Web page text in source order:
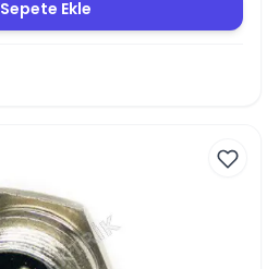
Sepete Ekle